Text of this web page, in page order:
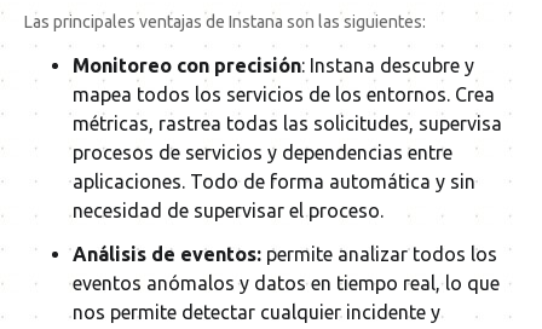
Las principales ventajas de Instana son las siguientes:
Monitoreo con precisión: Instana descubre y
mapea todos los servicios de los entornos. Crea
métricas, rastrea todas las solicitudes, supervisa
procesos de servicios y dependencias entre
aplicaciones. Todo de forma automática y sin
necesidad de supervisar el proceso.
Análisis de eventos: permite analizar todos los
eventos anómalos y datos en tiempo real, lo que
nos permite detectar cualquier incidente y